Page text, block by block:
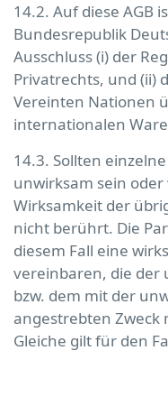
14.2. Auf diese AGB
Bundesrepublik
Ausschluss (i) der
Privatrechts, und (ii)
Vereinten Nationen
internationalen
14.3. Sollten
unwirksam sein
Wirksamkeit der
nicht berührt. Die
diesem Fall eine
vereinbaren, die der
bzw. dem mit der
angestrebten Zweck
Gleiche gilt für den